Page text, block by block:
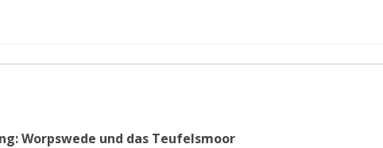
Worpswede und das Teufelsmoor